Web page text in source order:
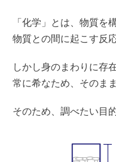
「化学」とは、物質
物質との間に起こす反
しかし身のまわりに存
常に希なため、そのま
そのため、調べたい目